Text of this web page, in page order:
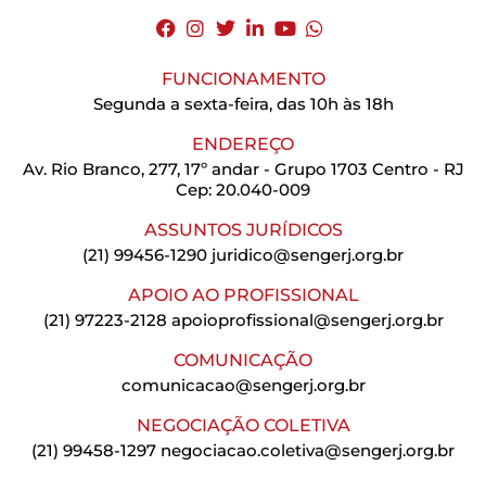
FUNCIONAMENTO
Segunda a sexta-feira, das 10h às 18h
ENDEREÇO
Av. Rio Branco, 277, 17º andar - Grupo 1703 Centro - RJ
Cep: 20.040-009
ASSUNTOS JURÍDICOS
(21) 99456-1290 juridico@sengerj.org.br
APOIO AO PROFISSIONAL
(21) 97223-2128 apoioprofissional@sengerj.org.br
COMUNICAÇÃO
comunicacao@sengerj.org.br
NEGOCIAÇÃO COLETIVA
(21) 99458-1297 negociacao.coletiva@sengerj.org.br